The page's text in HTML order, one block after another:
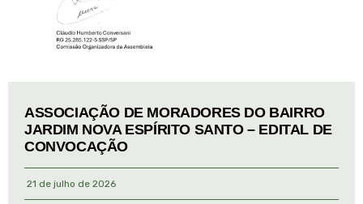
ASSOCIAÇÃO DE MORADORES DO BAIRRO
JARDIM NOVA ESPÍRITO SANTO – EDITAL DE
CONVOCAÇÃO
21 de julho de 2026